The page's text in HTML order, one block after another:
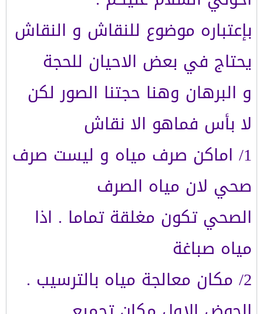
بإعتباره موضوع للنقاش و النقاش
يحتاج في بعض الاحيان للحجة
و البرهان وهنا حجتنا الصور لكن
لا بأس فماهو الا نقاش
1/ اماكن صرف مياه و ليست صرف
صحي لان مياه الصرف
الصحي تكون مغلقة تماما . اذا
مياه صباغة
2/ مكان معالجة مياه بالترسيب .